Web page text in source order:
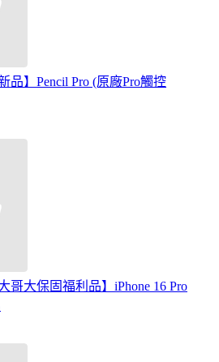
品】Pencil Pro (原廠Pro觸控
哥大保固福利品】iPhone 16 Pro